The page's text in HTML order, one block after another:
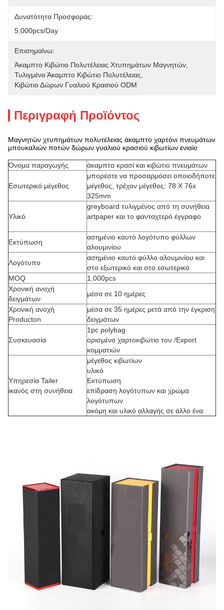
Δυνατότητα Προσφοράς:
5,000pcs/day
Επισημαίνω:
Άκαμπτο Κιβώτιο Πολυτέλειας Χτυπημάτων Μαγνητών
Τυλιγμένο Άκαμπτο Κιβώτιο Πολυτέλειας
Κιβώτιο Δώρων Γυαλιού Κρασιού ODM
Περιγραφή Προϊόντος
Μαγνητών χτυπημάτων πολυτέλειας άκαμπτο χαρτόνι πνευμάτων
μπουκαλιών ποτών δώρων γυαλιού κρασιού κιβωτίων ενιαίο
Όνομα παραγωγής άκαμπτα κρασί και κιβώτιο πνευμάτων
Εσωτερικό μέγεθος
μπορέστε να προσαρμόσει οποιοδήποτε
μέγεθος, τρέχον μέγεθος: 78 Χ 76x
325mm
Υλικό
greyboard τυλιγμένος από τη συνήθεια
artpaper και το φανταχτερό έγγραφο
Εκτύπωση
ασημένιο καυτό λογότυπο φύλλων
αλουμινίου
Λογότυπο
ασημένιο καυτό φύλλο αλουμινίου και
στο εξωτερικό και στο εσωτερικό
MOQ
1,000pcs
Χρονική ανοχή
δειγμάτων
μέσα σε 10 ημέρες
Χρονική ανοχή
Producton
μέσα σε 35 ημέρες μετά από την έγκριση
δειγμάτων
Συσκευασία
1pc polybag
ορισμένο χαρτοκιβώτιο του /Export
κομματιών
Υπηρεσία Tailer
ικανός στη συνήθεια
μέγεθος κιβωτίων
υλικό
Εκτύπωση
επίδραση λογότυπων και χρώμα
λογότυπων
ακόμη και υλικό αλλαγής σε άλλο ένα